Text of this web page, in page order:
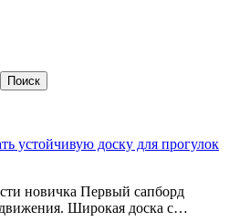
устойчивую доску для прогулок
новичка Первый сапборд
Широкая доска с…